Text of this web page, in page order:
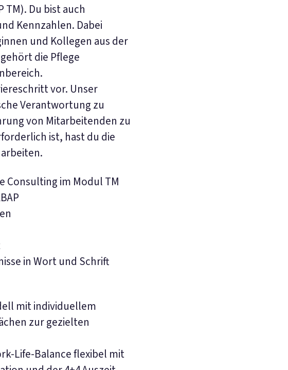
TM). Du bist auch
Kennzahlen. Dabei
und Kollegen aus der
die Pflege
vor. Unser
Verantwortung zu
von Mitarbeitenden zu
ist, hast du die
Consulting im Modul TM
in Wort und Schrift
mit individuellem
zur gezielten
Life-Balance flexibel mit